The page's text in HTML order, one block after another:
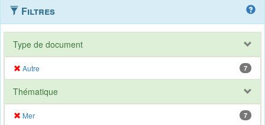
Filtres
Type de document
Autre 7
Thématique
Mer 7